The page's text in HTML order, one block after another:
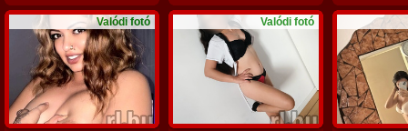
Valódi fotó Valódi fotó